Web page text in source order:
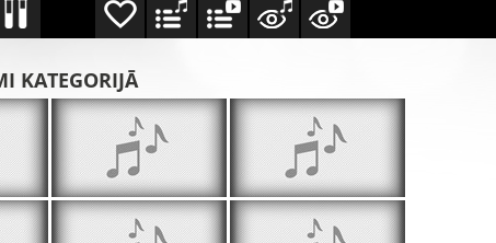
KATEGORIJĀ